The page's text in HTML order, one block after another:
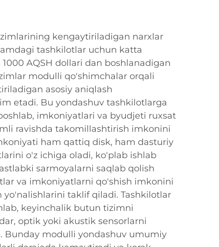
kengaytiriladigan narxlar
tashkilotlar uchun katta
AQSH dollari dan boshlanadigan
modulli qo'shimchalar orqali
asosiy aniqlash
etadi. Bu yondashuv tashkilotlarga
imkoniyatlari va byudjeti ruxsat
ravishda takomillashtirish imkonini
ham qattiq disk, ham dasturiy
o'z ichiga oladi, ko'plab ishlab
sarmoyalarni saqlab qolish
va imkoniyatlarni qo'shish imkonini
yo'nalishlarini taklif qiladi. Tashkilotlar
keyinchalik butun tizimni
optik yoki akustik sensorlarni
Bunday modulli yondashuv umumiy